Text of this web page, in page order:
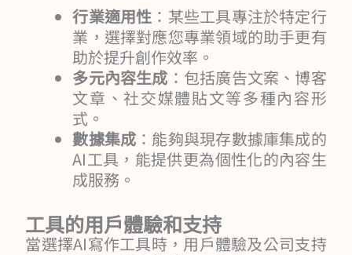
行業適用性 ：某些工具專注於特定行
業，選擇對應您專業領域的助手更有
助於提升創作效率。
多元內容生成 ：包括廣告文案、博客
文章、社交媒體貼文等多種內容形
式。
數據集成 ：能夠與現存數據庫集成的
AI工具，能提供更為個性化的內容生
成服務。
工具的用戶體驗和支持
當選擇AI寫作工具時，用戶體驗及公司支持